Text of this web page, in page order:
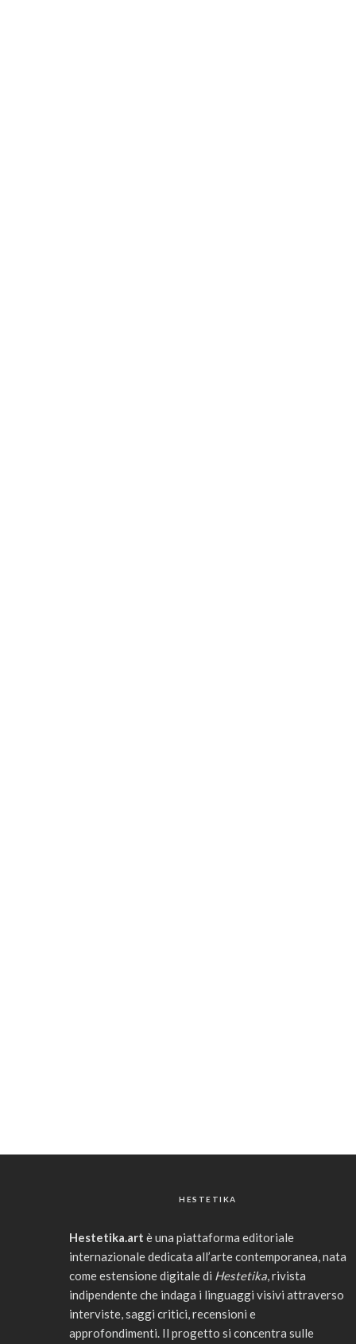
HESTETIKA
Hestetika.art è una piattaforma editoriale
internazionale dedicata all’arte contemporanea, nata
come estensione digitale di Hestetika, rivista
indipendente che indaga i linguaggi visivi attraverso
interviste, saggi critici, recensioni e
approfondimenti. Il progetto si concentra sulle